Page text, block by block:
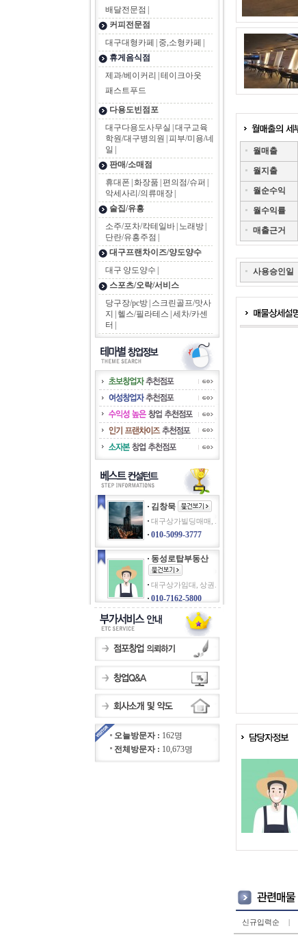
배달전문점
커피전문점
대구대형카페
중,소형카페
휴게음식점
제과/베이커리
테이크아웃
패스트푸드
다용도빈점포
대구다용도사무실 대구교육
학원/대구병의원 피부/미용/네
일
판매/소매점
휴대폰 화장품 편의점/슈퍼
악세사리/의류매장
술집/유흥
소주/포차/칵테일바 노래방
단란/유흥주점
대구프랜차이즈/양도양수
대구 양도양수
스포츠/오락/서비스
당구장/pc방 스크린골프/맛사
지
헬스/필라테스 세차/카센
터
김창묵
대구상가빌딩매매, .
010-5099-3777
동성로탑부동산
대구상가임대, 상권.
010-7162-5800
오늘방문자 : 162명
전체방문자 : 10,673명
월매출
월지출
월순수익
월수익률
매출근거
사용승인일
신규입력순 |